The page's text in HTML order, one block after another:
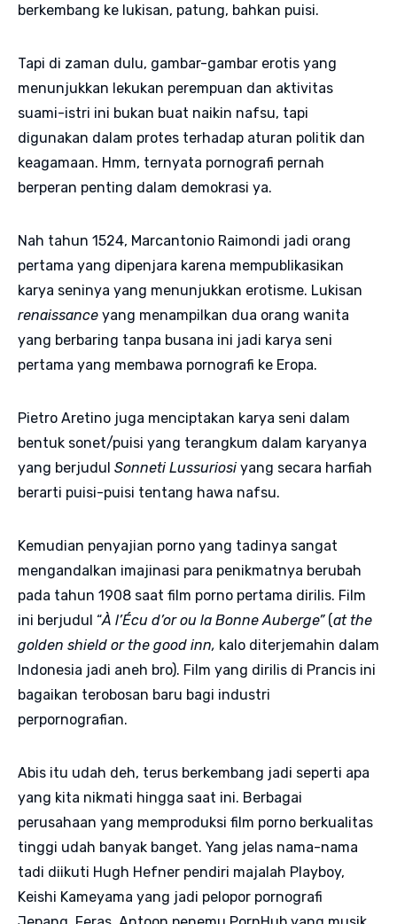
berkembang ke lukisan, patung, bahkan puisi.
Tapi di zaman dulu, gambar-gambar erotis yang
menunjukkan lekukan perempuan dan aktivitas
suami-istri ini bukan buat naikin nafsu, tapi
digunakan dalam protes terhadap aturan politik dan
keagamaan. Hmm, ternyata pornografi pernah
berperan penting dalam demokrasi ya.
Nah tahun 1524, Marcantonio Raimondi jadi orang
pertama yang dipenjara karena mempublikasikan
karya seninya yang menunjukkan erotisme. Lukisan
renaissance yang menampilkan dua orang wanita
yang berbaring tanpa busana ini jadi karya seni
pertama yang membawa pornografi ke Eropa.
Pietro Aretino juga menciptakan karya seni dalam
bentuk sonet/puisi yang terangkum dalam karyanya
yang berjudul Sonneti Lussuriosi yang secara harfiah
berarti puisi-puisi tentang hawa nafsu.
Kemudian penyajian porno yang tadinya sangat
mengandalkan imajinasi para penikmatnya berubah
pada tahun 1908 saat film porno pertama dirilis. Film
ini berjudul “À l’Écu d’or ou la Bonne Auberge” (at the
golden shield or the good inn, kalo diterjemahin dalam
Indonesia jadi aneh bro). Film yang dirilis di Prancis ini
bagaikan terobosan baru bagi industri
perpornografian.
Abis itu udah deh, terus berkembang jadi seperti apa
yang kita nikmati hingga saat ini. Berbagai
perusahaan yang memproduksi film porno berkualitas
tinggi udah banyak banget. Yang jelas nama-nama
tadi diikuti Hugh Hefner pendiri majalah Playboy,
Keishi Kameyama yang jadi pelopor pornografi